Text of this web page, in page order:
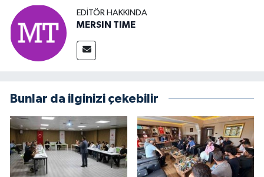
EDITÖR HAKKINDA
MERSIN TIME
Bunlar da ilginizi çekebilir